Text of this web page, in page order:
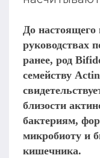
До настоящего
руководствах
ранее, род
семейству
близости
бактериям,
микробиоту и
кишечника.